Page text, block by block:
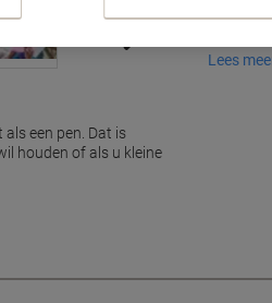
een pen. Dat is
houden of als u kleine
Lees